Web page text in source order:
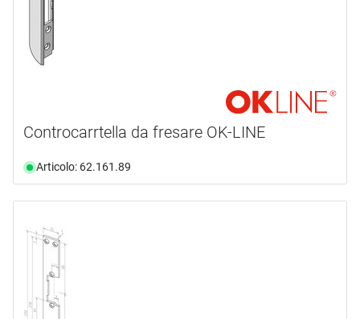
Controcarrtella da fresare OK-LINE
Articolo: 62.161.89